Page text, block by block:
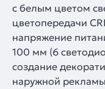
с белым цветом
цветопередачи
напряжение
100 мм (6
создание
наружной